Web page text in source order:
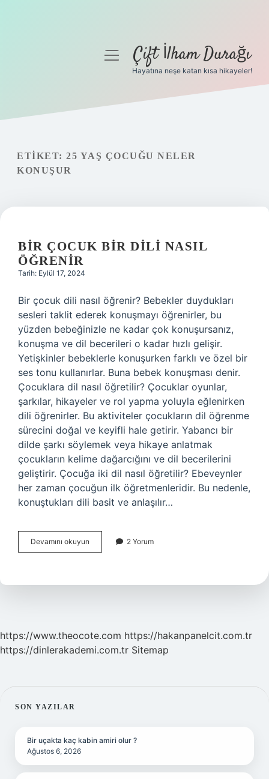
Gizlilik Politikası
Hakkımızda
menüyüÇift İlham Durağı
Hayatına neşe katan kısa hikayeler!
ETIKET: 25 YAŞ ÇOCUĞU NELER
KONUŞUR
BIR ÇOCUK BIR DILI NASIL
ÖĞRENIR
Tarih: Eylül 17, 2024
Bir çocuk dili nasıl öğrenir? Bebekler duydukları
sesleri taklit ederek konuşmayı öğrenirler, bu
yüzden bebeğinizle ne kadar çok konuşursanız,
konuşma ve dil becerileri o kadar hızlı gelişir.
Yetişkinler bebeklerle konuşurken farklı ve özel bir
ses tonu kullanırlar. Buna bebek konuşması denir.
Çocuklara dil nasıl öğretilir? Çocuklar oyunlar,
şarkılar, hikayeler ve rol yapma yoluyla eğlenirken
dili öğrenirler. Bu aktiviteler çocukların dil öğrenme
sürecini doğal ve keyifli hale getirir. Yabancı bir
dilde şarkı söylemek veya hikaye anlatmak
çocukların kelime dağarcığını ve dil becerilerini
geliştirir. Çocuğa iki dil nasıl öğretilir? Ebeveynler
her zaman çocuğun ilk öğretmenleridir. Bu nedenle,
konuştukları dili basit ve anlaşılır…
Devamını okuyun
Çocuk
Nasıl
2 Yorum
https://www.theocote.com https://hakanpanelcit.com.tr
https://dinlerakademi.com.tr Sitemap
SIDEBAR
SON YAZILAR
Bir uçakta kaç kabin amiri olur ?
Ağustos 6, 2026